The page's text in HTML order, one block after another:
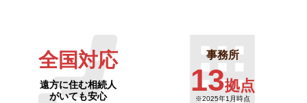
全国対応
遠方に住む相続人
がいても安心
事務所
13拠点
※2025年1月時点